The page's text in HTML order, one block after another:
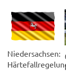
Niedersachsen: